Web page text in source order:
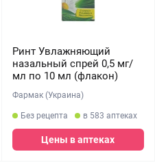
Ринт Увлажняющий
назальный спрей 0,5 мг/
мл по 10 мл (флакон)
Фармак (Украина)
Без рецепта в 583 аптеках
Цены в аптеках